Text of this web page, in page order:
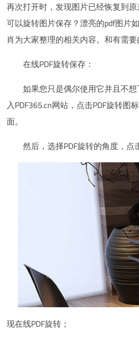
再次打开时，发现图片已经恢复到
可以旋转图片保存？漂亮的pdf图片
肖为大家整理的相关内容。和有需
在线PDF旋转保存：
如果您只是偶尔使用它并且不
入PDF365.cn网站，点击PDF旋转图
面。
然后，选择PDF旋转的角度，点
现在线PDF旋转；